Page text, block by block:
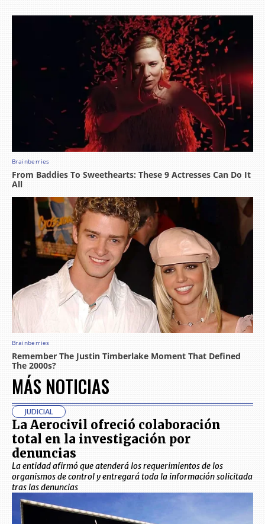
MÁS NOTICIAS
JUDICIAL
La Aerocivil ofreció colaboración
total en la investigación por
denuncias
La entidad afirmó que atenderá los requerimientos de los
organismos de control y entregará toda la información solicitada
tras las denuncias